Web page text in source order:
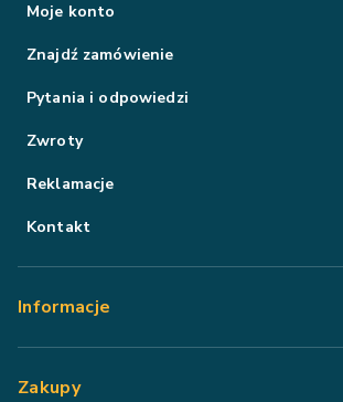
Moje konto
Znajdź zamówienie
Pytania i odpowiedzi
Zwroty
Reklamacje
Kontakt
Informacje
Zakupy